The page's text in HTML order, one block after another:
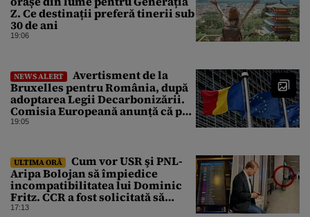
Z. Ce destinații preferă tinerii sub
30 de ani
19:06
NEWS ALERT
Avertisment de la
Bruxelles pentru România, după
adoptarea Legii Decarbonizării.
Comisia Europeană anunță că pot
fi „consecințe financiare”
19:05
ULTIMA ORĂ
Cum vor USR şi PNL-
Aripa Bolojan să împiedice
incompatibilitatea lui Dominic
Fritz. CCR a fost solicitată să
intervină
17:13